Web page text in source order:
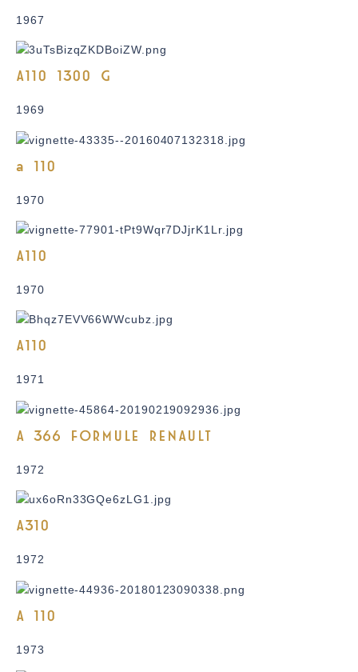
1967
A110 1300 G
1969
a 110
1970
A110
1970
A110
1971
A 366 FORMULE RENAULT
1972
A310
1972
A 110
1973